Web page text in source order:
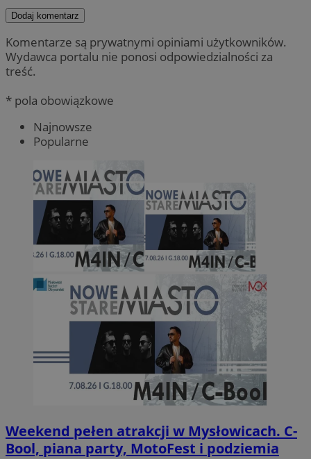
Dodaj komentarz
Komentarze są prywatnymi opiniami użytkowników.
Wydawca portalu nie ponosi odpowiedzialności za
treść.
* pola obowiązkowe
Najnowsze
Popularne
Weekend pełen atrakcji w Mysłowicach. C-
Bool, piana party, MotoFest i podziemia